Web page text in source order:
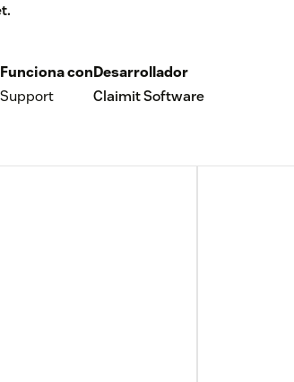
Funciona con
Support
Desarrollador
Claimit Software